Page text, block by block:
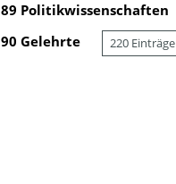
89 Politikwissenschaften
90 Gelehrte 220 Einträge